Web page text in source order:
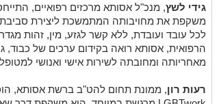
גידי לשץ, מנכ"ל אסותא מרכזים רפואיים,
משקפת את מחויבותה המתמשכת ליצירת סביבת
לכל עובד ועובדת, ללא קשר לגזע, מין, זהות
הרפואית, אסותא רואה בקידום ערכים של כבוד,
מאחריותה ומחובתה לשירות אישי ואנושי
רעות רון, ממונת תחום להט"ב ברשת אסותא,